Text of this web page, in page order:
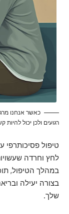
כאשר אנחנו
רגועים ולכן יכול
טיפול פסיכותרפי
לחץ וחרדה
במהלך הטיפול,
בצורה יעילה
שלך.